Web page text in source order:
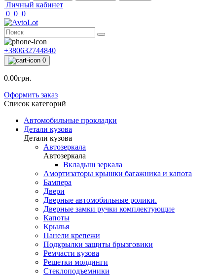
Личный кабинет
0 0 0
+380632744840
0
0.00грн.
Оформить заказ
Список категорий
Автомобильные прокладки
Детали кузова
Детали кузова
Автозеркала
Автозеркала
Вкладыш зеркала
Амортизаторы крышки багажника и капота
Бампера
Двери
Дверные автомобильные ролики.
Дверные замки ручки комплектующие
Капоты
Крылья
Панели крепежи
Подкрылки защиты брызговики
Ремчасти кузова
Решетки молдинги
Стеклоподъемники